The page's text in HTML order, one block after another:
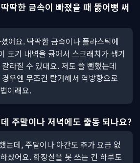
딱한 금속이 빠졌을 때 뚫어뻥 써
어요. 딱딱한 금속이나 플라스틱에
도기 내벽을 긁어서 스크래치가 생기
라질 수 있대요. 저도 쓸 뻔했는데
우엔 무조건 탈거해서 역방향으로
이래요.
주말이나 저녁에도 출동 되나요?
는데, 주말이나 야간도 추가 요금 없
셨어요. 화장실을 못 쓰는 건 하루도